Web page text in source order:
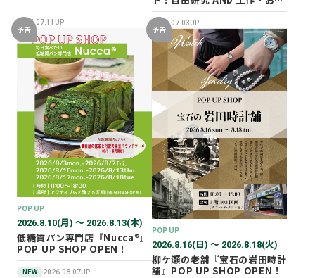
2026.07.11UP
ごと体験！
2026.07.03UP
予告
POP UP
2026.8.10(月) 〜 2026.8.13(木)
低糖質パン専門店『Nucca®』
POP UP SHOP OPEN！
NEW 2026.08.07UP
予告
POP UP
2026.8.16(日) 〜 2026.8.18(火)
柳ケ瀬の老舗『宝石の岩田時計
舗』POP UP SHOP OPEN！